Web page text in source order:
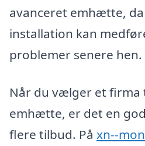
avanceret emhætte,
installation kan
problemer senere hen.
Når du vælger et
emhætte, er det en
flere tilbud. På xn--